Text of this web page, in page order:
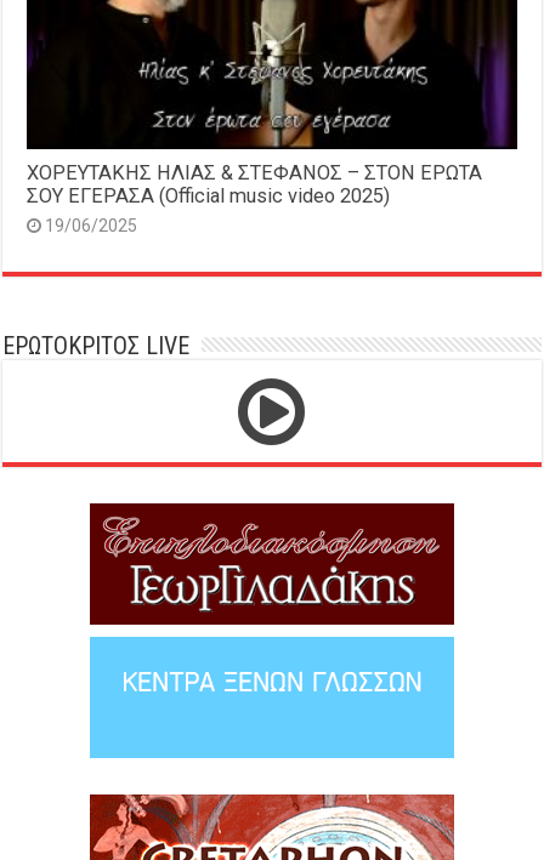
ΧΟΡΕΥΤΑΚΗΣ ΗΛΙΑΣ & ΣΤΕΦΑΝΟΣ – ΣΤΟΝ ΕΡΩΤΑ
ΣΟΥ ΕΓΕΡΑΣΑ (Official music video 2025)
19/06/2025
ΕΡΩΤΟΚΡΙΤΟΣ LIVE